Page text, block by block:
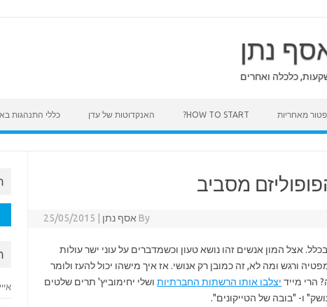
נתן
כלכלה ואחרים
HOW TO START? האנקדוטות של עדן כללי התנהגות
מסביב
By אסף נתן 25/05/2015
אצל המון אנשים זהו נושא טעון וכשמדברים על עוני ישר עולות
ורגש ומה לא, זה כמובן רק אנושי. אז איך מישהו יכול להעז ולומר
הרי מייד יצלבו אותו הרשתות החברתיותושלי יחימוביץ' תרים שלטים
ו- "בובה של הטייקונים".